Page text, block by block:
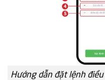
Hướng dẫn đặt lệnh điều